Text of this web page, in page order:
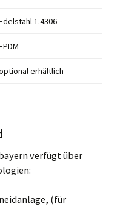
1.4306
erhältlich
verfügt über
(für